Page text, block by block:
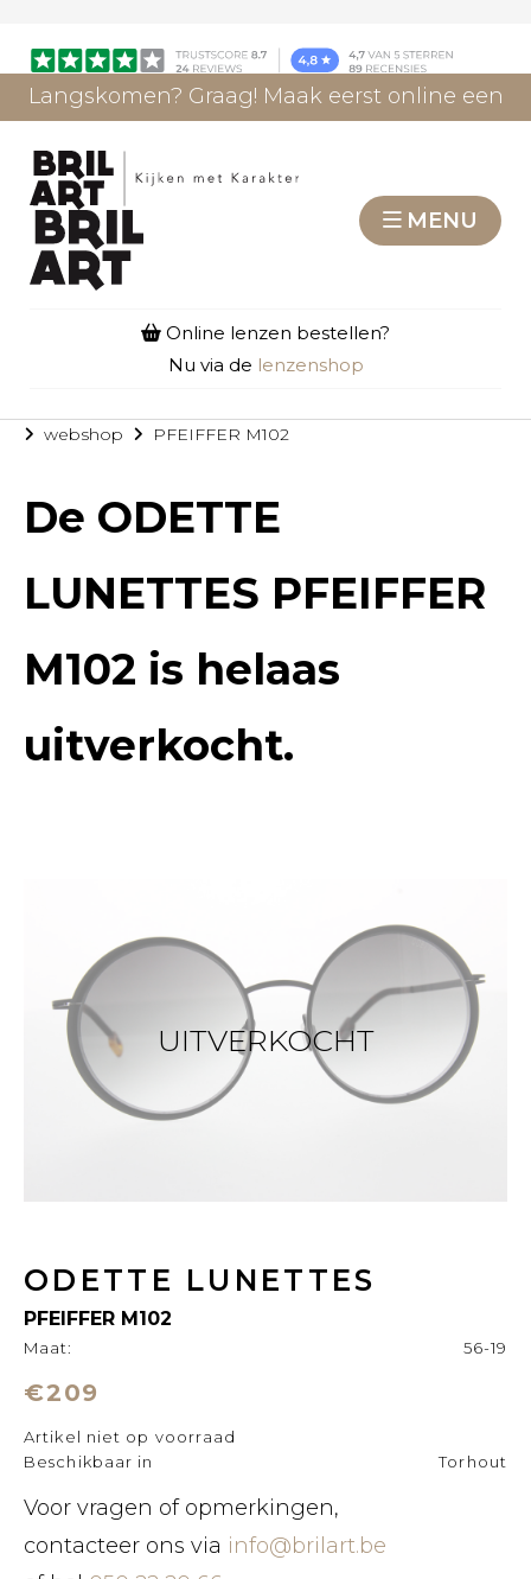
Langskomen? Graag! Maak eerst online een
MENU
Online lenzen bestellen?
Nu via de lenzenshop
webshop PFEIFFER M102
De ODETTE
LUNETTES PFEIFFER
M102 is helaas
uitverkocht.
UITVERKOCHT
ODETTE LUNETTES
PFEIFFER M102
Maat: 56-19
€209
Artikel niet op voorraad
Beschikbaar in
Torhout
Voor vragen of opmerkingen,
contacteer ons via info@brilart.be